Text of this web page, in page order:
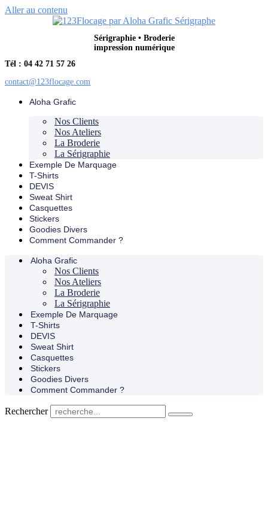
Aller au contenu
Sérigraphie • Broderie
impression numérique
Tél : 04 42 71 57 26
contact@123flocage.com
Aloha Grafic
Nos Clients
Nos Ateliers
La Broderie
La Sérigraphie
Exemple De Marquage
T-Shirts
DEVIS
Sweat Shirt
Casquettes
Stickers
Goodies Divers
Comment Commander ?
Aloha Grafic
Nos Clients
Nos Ateliers
La Broderie
La Sérigraphie
Exemple De Marquage
T-Shirts
DEVIS
Sweat Shirt
Casquettes
Stickers
Goodies Divers
Comment Commander ?
Rechercher